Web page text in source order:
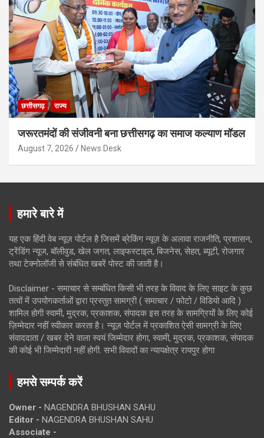
छत्तीसगढ़ राज्य
जरूरतमंदों की संजीवनी बना छत्तीसगढ़ का समाज कल्याण मॉडल
August 7, 2026 News Desk
हमारे बारे में
यह एक हिंदी वेब न्यूज़ पोर्टल है जिसमें ब्रेकिंग न्यूज़ के अलावा राजनीति, प्रशासन,
ट्रेंडिंग न्यूज, बॉलीवुड, खेल जगत, लाइफस्टाइल, बिजनेस, सेहत, ब्यूटी, रोजगार
तथा टेक्नोलॉजी से संबंधित खबरें पोस्ट की जाती है।
Disclaimer - समाचार से सम्बंधित किसी भी तरह के विवाद के लिए साइट के कुछ
तत्वों में उपयोगकर्ताओं द्वारा प्रस्तुत सामग्री ( समाचार / फोटो / विडियो आदि )
शामिल होगी स्वामी, मुद्रक, प्रकाशक, संपादक इस तरह के सामग्रियों के लिए कोई
ज़िम्मेदार नहीं स्वीकार करता है। न्यूज़ पोर्टल में प्रकाशित ऐसी सामग्री के लिए
संवाददाता / खबर देने वाला स्वयं जिम्मेदार होगा, स्वामी, मुद्रक, प्रकाशक, संपादक
की कोई भी जिम्मेदारी नहीं होगी. सभी विवादों का न्यायक्षेत्र रायपुर होगा
हमसे सम्पर्क करें
Owner - NAGENDRA BHUSHAN SAHU
Editor - NAGENDRA BHUSHAN SAHU
Associate -